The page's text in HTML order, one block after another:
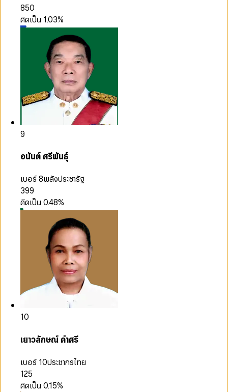
850
คิดเป็น 1.03%
9
อนันต์ ศรีพันธุ์
เบอร์ 8พลังประชารัฐ
399
คิดเป็น0.48%
10
เยาวลักษณ์ คำศรี
เบอร์ 10ประชากรไทย
125
คิดเป็น0.15%